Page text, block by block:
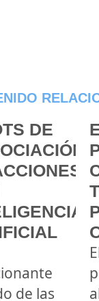
DE
de las